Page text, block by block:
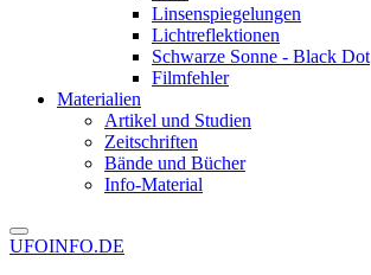
Linsenspiegelungen
Lichtreflektionen
Schwarze Sonne - Black Dot
Filmfehler
Materialien
Artikel und Studien
Zeitschriften
Bände und Bücher
Info-Material
UFOINFO.DE